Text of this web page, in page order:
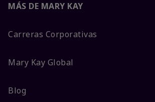
MÁS DE MARY KAY
Carreras Corporativas
Mary Kay Global
Blog